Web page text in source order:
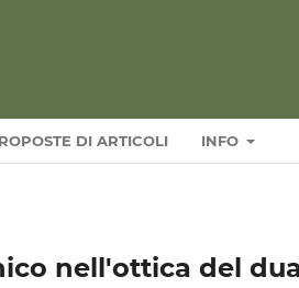
DI ARTICOLI INFO
nell'ottica del